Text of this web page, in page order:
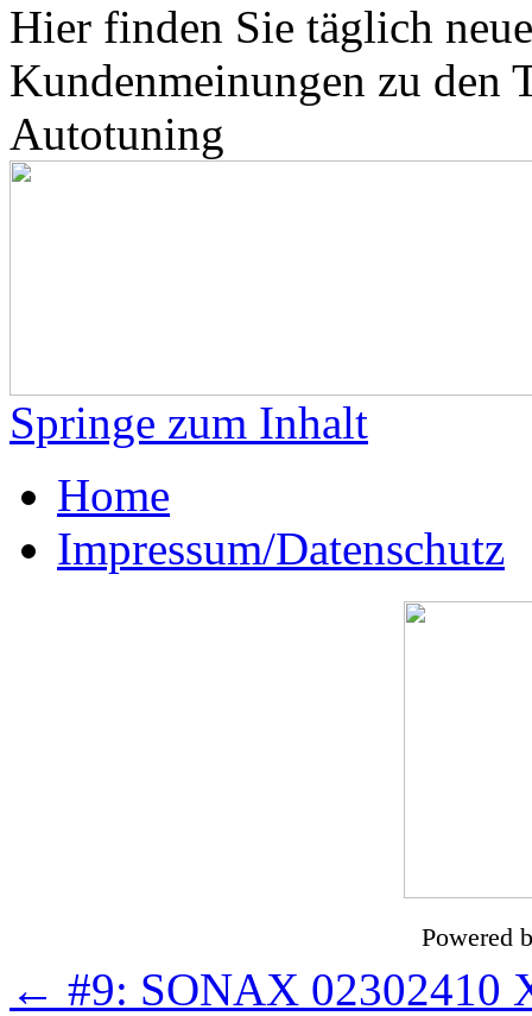
Hier finden Sie täglich
Kundenmeinungen zu den
Autotuning
Springe zum Inhalt
Home
Impressum/Datenschutz
Powered
← #9: SONAX 02302410